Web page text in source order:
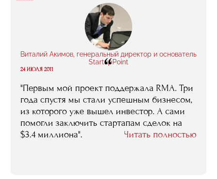
Виталий Акимов, генеральный директор и основатель
StartupPoint
“
24 ИЮЛЯ 2011
"Первым мой проект поддержала RMA. Три
года спустя мы стали успешным бизнесом,
из которого уже вышел инвестор. А сами
помогли заключить стартапам сделок на
$3.4 миллиона".
Читать полностью